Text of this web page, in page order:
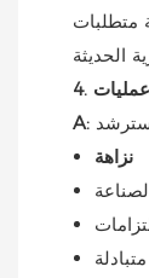
متطلبات
A:
نزاهة